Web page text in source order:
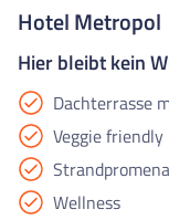
Hotel Metropol
Hier bleibt kein
Dachterrasse
Veggie friendly
Wellness